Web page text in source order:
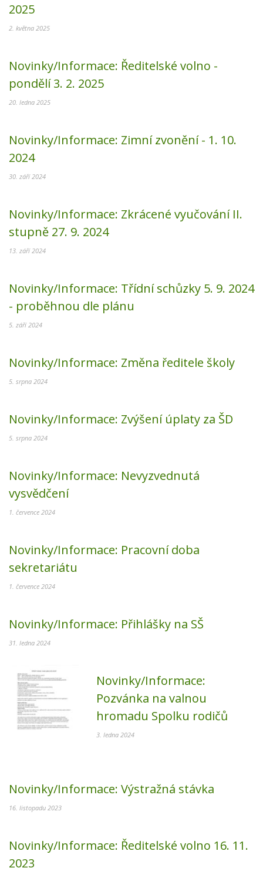
2025
2. května 2025
Novinky/Informace: Ředitelské volno -
pondělí 3. 2. 2025
20. ledna 2025
Novinky/Informace: Zimní zvonění - 1. 10.
2024
30. září 2024
Novinky/Informace: Zkrácené vyučování II.
stupně 27. 9. 2024
13. září 2024
Novinky/Informace: Třídní schůzky 5. 9. 2024
- proběhnou dle plánu
5. září 2024
Novinky/Informace: Změna ředitele školy
5. srpna 2024
Novinky/Informace: Zvýšení úplaty za ŠD
5. srpna 2024
Novinky/Informace: Nevyzvednutá
vysvědčení
1. července 2024
Novinky/Informace: Pracovní doba
sekretariátu
1. července 2024
Novinky/Informace: Přihlášky na SŠ
31. ledna 2024
Novinky/Informace:
Pozvánka na valnou
hromadu Spolku rodičů
3. ledna 2024
Novinky/Informace: Výstražná stávka
16. listopadu 2023
Novinky/Informace: Ředitelské volno 16. 11.
2023